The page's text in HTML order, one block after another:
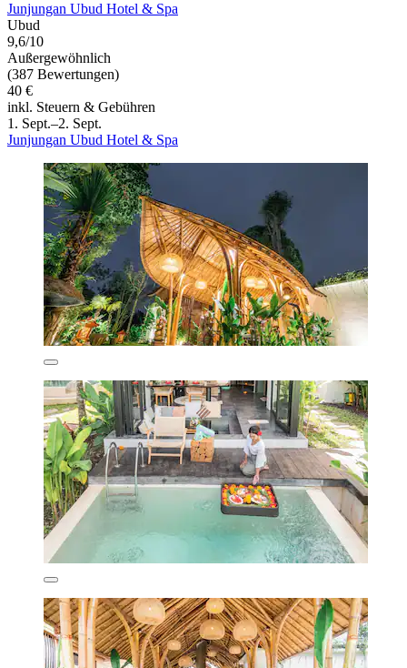
Junjungan Ubud Hotel & Spa
Ubud
9,6/10
Außergewöhnlich
(387 Bewertungen)
40 €
inkl. Steuern & Gebühren
1. Sept.–2. Sept.
Junjungan Ubud Hotel & Spa